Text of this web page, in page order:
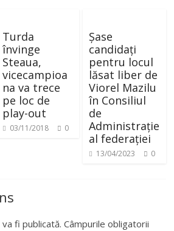
Turda
învinge
Steaua,
vicecampioa
na va trece
pe loc de
play-out
03/11/2018 0
Șase
candidați
pentru locul
lăsat liber de
Viorel Mazilu
în Consiliul
de
Administrație
al federației
13/04/2023 0
fi publicată. Câmpurile obligatorii